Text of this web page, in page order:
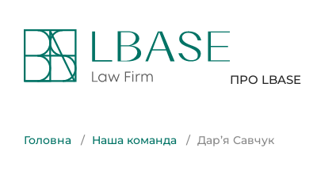
ПРО LBASE
Головна Наша команда Дар’я Савчук